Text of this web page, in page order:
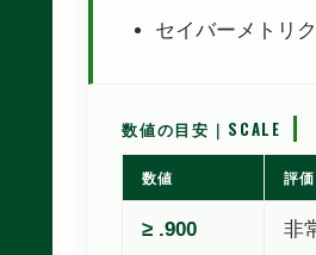
セイバーメトリ
数値の目安｜SCALE
数値 評価
≥ .900 非